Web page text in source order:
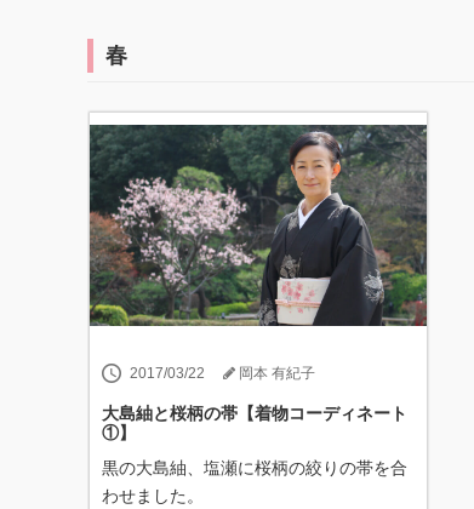
春
2017/03/22 岡本 有紀子
大島紬と桜柄の帯【着物コーディネート
①】
黒の大島紬、塩瀬に桜柄の絞りの帯を合
わせました。